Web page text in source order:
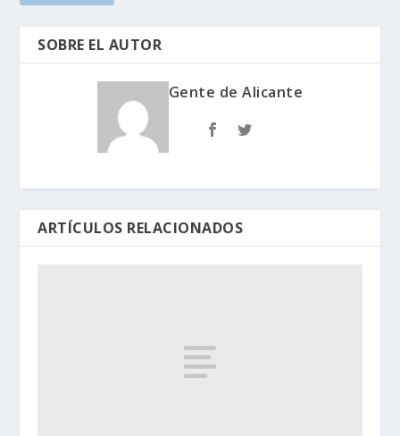
SOBRE EL AUTOR
Gente de Alicante
ARTÍCULOS RELACIONADOS